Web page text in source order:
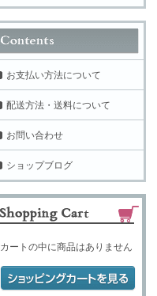
お支払い方法について
配送方法・送料について
お問い合わせ
ショップブログ
カートの中に商品はありません